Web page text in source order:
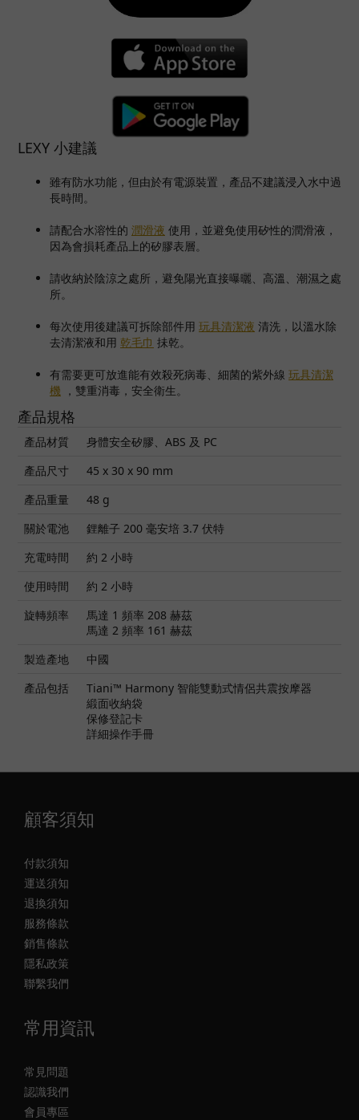
LEXY 小建議
雖有防水功能，但由於有電源裝置，產品不建議浸入水中過
長時間。
請配合水溶性的 潤滑液 使用，並避免使用矽性的潤滑液，
因為會損耗產品上的矽膠表層。
請收納於陰涼之處所，避免陽光直接曝曬、高溫、潮濕之處
所。
每次使用後建議可拆除部件用 玩具清潔液 清洗，以溫水除
去清潔液和用 乾毛巾 抺乾。
有需要更可放進能有效殺死病毒、細菌的紫外線 玩具清潔
機 ，雙重消毒，安全衛生。
產品規格
產品材質
身體安全矽膠、ABS 及 PC
產品尺寸
45 x 30 x 90 mm
產品重量
48 g
關於電池
鋰離子 200 毫安培 3.7 伏特
充電時間
約 2 小時
使用時間
約 2 小時
旋轉頻率
馬達 1 頻率 208 赫茲
馬達 2 頻率 161 赫茲
製造產地
中國
產品包括
Tiani™ Harmony 智能雙動式情侶共震按摩器
緞面收納袋
保修登記卡
詳細操作手冊
顧客須知
付款須知
運送須知
退換須知
服務條款
銷售條款
隱私政策
聯繫我們
常用資訊
常見問題
認識我們
會員專區